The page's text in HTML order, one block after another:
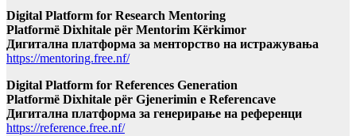
Digital Platform for Research Mentoring
Platformë Dixhitale për Mentorim Kërkimor
Дигитална платформа за менторство на истражувања
https://mentoring.free.nf/
Digital Platform for References Generation
Platformë Dixhitale për Gjenerimin e Referencave
Дигитална платформа за генерирање на референци
https://reference.free.nf/